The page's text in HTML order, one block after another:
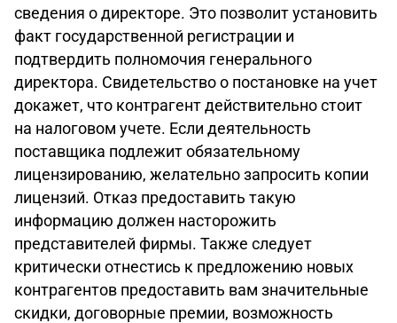
сведения о директоре. Это позволит установить
факт государственной регистрации и
подтвердить полномочия генерального
директора. Свидетельство о постановке на учет
докажет, что контрагент действительно стоит
на налоговом учете. Если деятельность
поставщика подлежит обязательному
лицензированию, желательно запросить копии
лицензий. Отказ предоставить такую
информацию должен насторожить
представителей фирмы. Также следует
критически отнестись к предложению новых
контрагентов предоставить вам значительные
скидки, договорные премии, возможность